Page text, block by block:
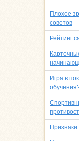
Плохое
советов
Рейтинг
Игра в
Признаки